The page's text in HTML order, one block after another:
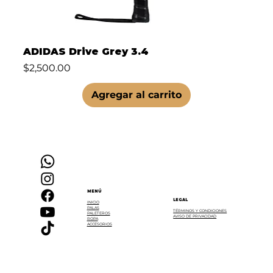
ADIDAS Drive Grey 3.4
Precio
$2,500.00
Agregar al carrito
MENÚ
INICIO
PALAS
PALETEROS
ROPA
ACCESORIOS
LEGAL
TÉRMINOS Y CONDICIONES
AVISO DE PRIVACIDAD